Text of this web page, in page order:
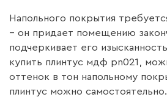
Напольного покрытия
– он придает помещению
подчеркивает его
купить плинтус мдф pn021,
оттенок в тон напольному
плинтус можно самостоятельно.